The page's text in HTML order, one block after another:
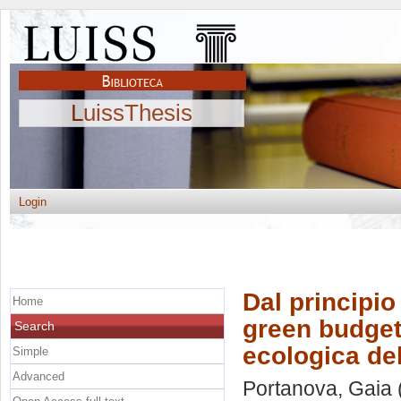
LuissThesis
Login
Dal
green
ecologica
Portanova, Gaia
Home
Search
Simple
Advanced